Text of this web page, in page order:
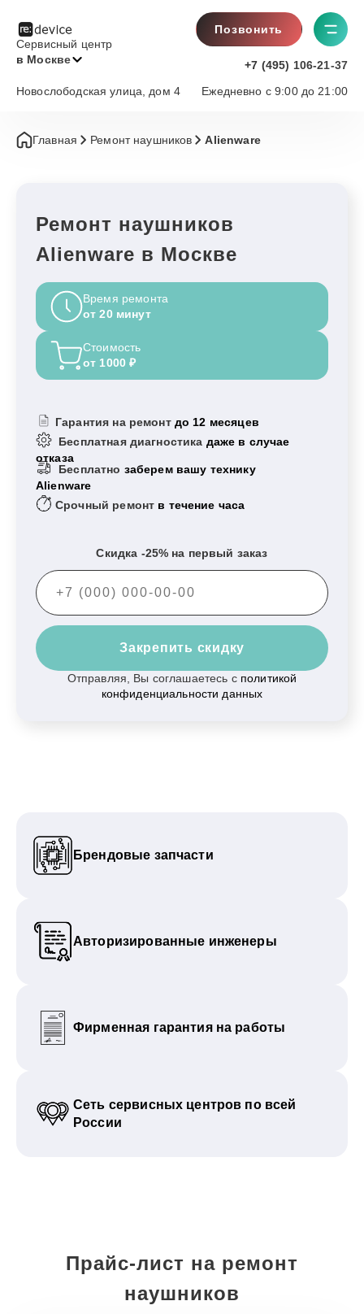
Сервисный центр
в Москве
Позвонить
+7 (495) 106-21-37
Ежедневно с 9:00 до 21:00
Новослободская улица, дом 4
Главная Ремонт наушников Alienware
Ремонт наушников
Alienware в Москве
Время ремонта
от 20 минут
Стоимость
от 1000 ₽
Гарантия на ремонт до 12 месяцев
Бесплатная диагностика даже в случае
отказа
Бесплатно заберем вашу технику
Alienware
Срочный ремонт в течение часа
Скидка -25% на первый заказ
Закрепить скидку
Отправляя, Вы соглашаетесь с политикой
конфиденциальности данных
Брендовые запчасти
Авторизированные инженеры
Фирменная гарантия на работы
Сеть сервисных центров по всей
России
Прайс-лист на ремонт
наушников